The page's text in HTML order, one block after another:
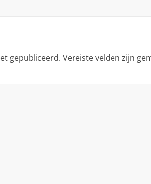
gepubliceerd. Vereiste velden zijn